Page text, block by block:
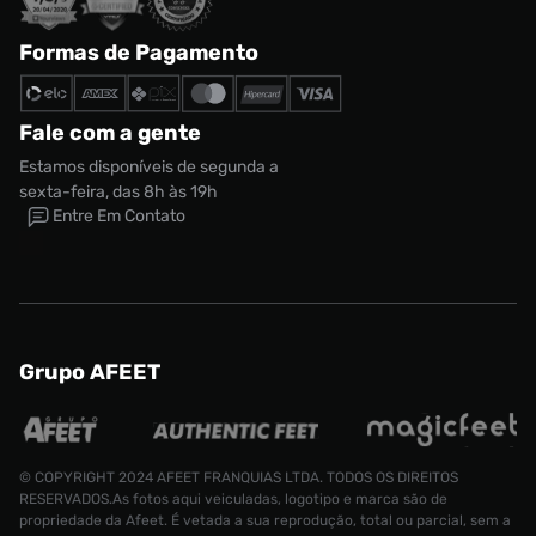
Formas de Pagamento
Fale com a gente
Estamos disponíveis de segunda a
sexta-feira, das 8h às 19h
Entre Em Contato
Grupo AFEET
© COPYRIGHT 2024 AFEET FRANQUIAS LTDA. TODOS OS DIREITOS
RESERVADOS.As fotos aqui veiculadas, logotipo e marca são de
propriedade da Afeet. É vetada a sua reprodução, total ou parcial, sem a